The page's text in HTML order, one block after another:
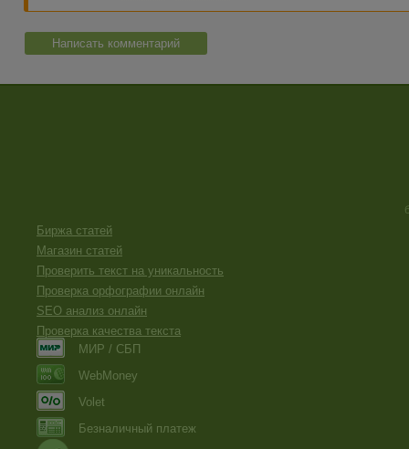
Написать комментарий
Биржа статей
Магазин статей
Проверить текст на уникальность
Проверка орфографии онлайн
SEO анализ онлайн
Проверка качества текста
МИР / СБП
WebMoney
Volet
Безналичный платеж